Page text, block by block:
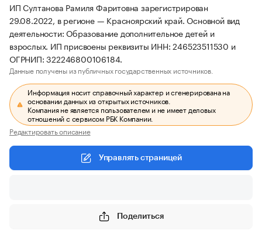
ИП Султанова Рамиля Фаритовна зарегистрирован
29.08.2022, в регионе — Красноярский край. Основной вид
деятельности: Образование дополнительное детей и
взрослых. ИП присвоены реквизиты ИНН: 246523511530 и
ОГРНИП: 322246800106184.
Данные получены из публичных государственных источников.
Информация носит справочный характер и сгенерирована на
основании данных из открытых источников.
Компания не является пользователем и не имеет деловых
отношений с сервисом РБК Компании.
Редактировать описание
Управлять страницей
Поделиться